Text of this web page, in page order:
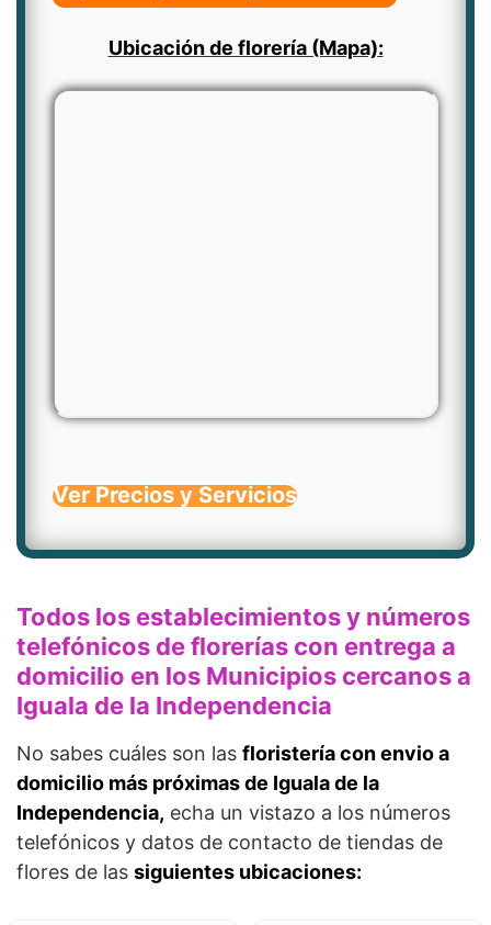
Ubicación de florería (Mapa):
Ver Precios y Servicios
Todos los establecimientos y números
telefónicos de florerías con entrega a
domicilio en los Municipios cercanos a
Iguala de la Independencia
No sabes cuáles son las floristería con envio a
domicilio más próximas de Iguala de la
Independencia, echa un vistazo a los números
telefónicos y datos de contacto de tiendas de
flores de las siguientes ubicaciones: